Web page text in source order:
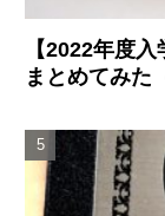
【2022年度
まとめてみた